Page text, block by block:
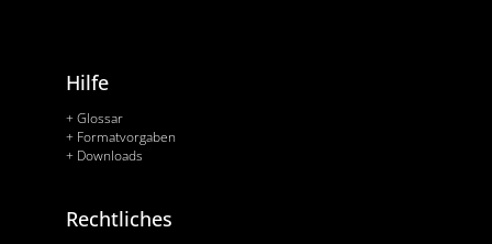
Hilfe
+ Glossar
+ Formatvorgaben
+ Downloads
Rechtliches